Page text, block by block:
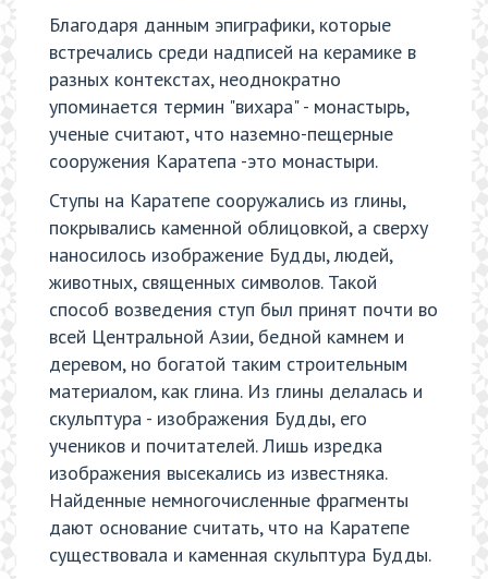
Благодаря данным эпиграфики, которые
встречались среди надписей на керамике в
разных контекстах, неоднократно
упоминается термин "вихара" - монастырь,
ученые считают, что наземно-пещерные
сооружения Каратепа -это монастыри.
Ступы на Каратепе сооружались из глины,
покрывались каменной облицовкой, а сверху
наносилось изображение Будды, людей,
животных, священных символов. Такой
способ возведения ступ был принят почти во
всей Центральной Азии, бедной камнем и
деревом, но богатой таким строительным
материалом, как глина. Из глины делалась и
скульптура - изображения Будды, его
учеников и почитателей. Лишь изредка
изображения высекались из известняка.
Найденные немногочисленные фрагменты
дают основание считать, что на Каратепе
существовала и каменная скульптура Будды.